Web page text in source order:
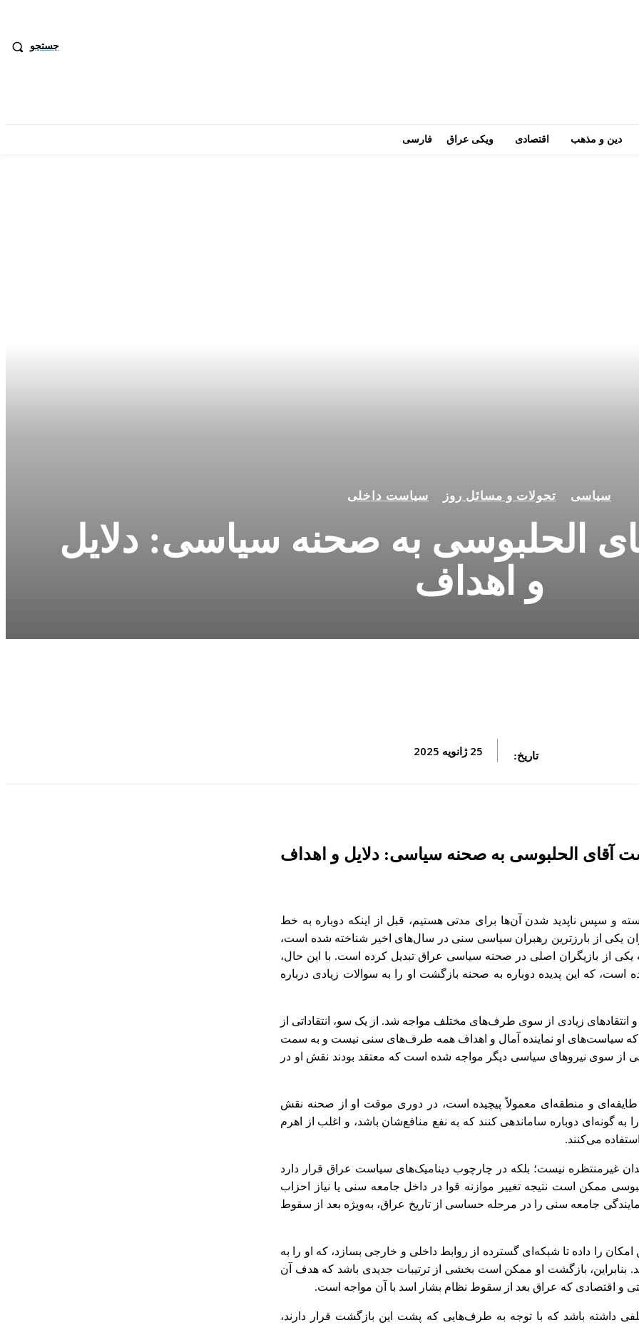
جستجو
دین و مذهب اقتصادی ویکی عراق فارسی
سیاسی تحولات و مسائل روز سیاست داخلی
الحلبوسی به صحنه سیاسی: دلایل
و اهداف
تاریخ: 25 ژانویه 2025
آقای الحلبوسی به صحنه سیاسی: دلایل و اهداف
سپس ناپدید شدن آن‌ها برای مدتی هستیم، قبل از اینکه دوباره به خط
یکی از بارزترین رهبران سیاسی سنی در سال‌های اخیر شناخته شده است،
از بازیگران اصلی در صحنه سیاسی عراق تبدیل کرده است. با این حال،
که این پدیده دوباره به صحنه بازگشت او را به سوالات زیادی درباره
زیادی از سوی طرف‌های مختلف مواجه شد. از یک سو، انتقاداتی از
که سیاست‌های او نماینده آمال و اهداف همه طرف‌های سنی نیست و به سمت
از سوی نیروهای سیاسی دیگر مواجه شده است که معتقد بودند نقش او در
و منطقه‌ای معمولاً پیچیده است، در دوری موقت او از صحنه نقش
گونه‌ای دوباره ساماندهی کنند که به نفع منافع‌شان باشد، و اغلب از اهرم
می‌کنند.
غیرمنتظره نیست؛ بلکه در چارچوب دینامیک‌های سیاست عراق قرار دارد
ممکن است نتیجه تغییر موازنه قوا در داخل جامعه سنی یا نیاز احزاب
جامعه سنی را در مرحله حساسی از تاریخ عراق، به‌ویژه بعد از سقوط
را داده تا شبکه‌ای گسترده از روابط داخلی و خارجی بسازد، که او را به
بنابراین، بازگشت او ممکن است بخشی از ترتیبات جدیدی باشد که هدف آن
و اقتصادی که عراق بعد از سقوط نظام بشار اسد با آن مواجه است.
باشد که با توجه به طرف‌هایی که پشت این بازگشت قرار دارند،